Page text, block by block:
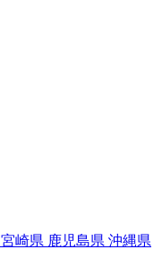
宮崎県 鹿児島県 沖縄県